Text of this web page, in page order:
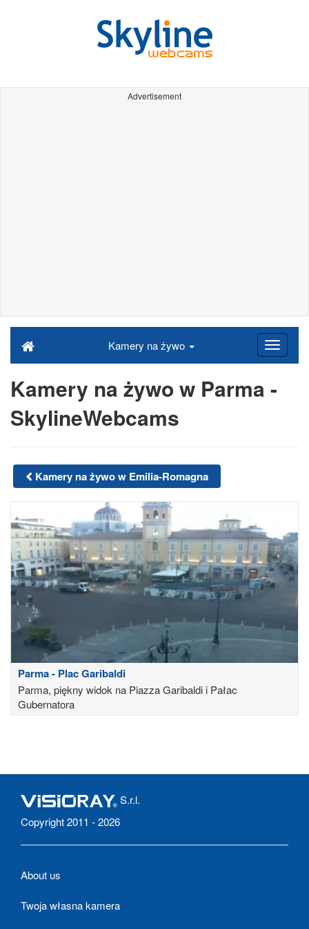
Advertisement
Kamery na żywo
Kamery na żywo w Parma -
SkylineWebcams
Kamery na żywo w Emilia-Romagna
Parma - Plac Garibaldi
Parma, piękny widok na Piazza Garibaldi i Pałac
Gubernatora
S.r.l.
Copyright 2011 - 2026
About us
Twoja własna kamera